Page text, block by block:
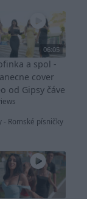
06:05
a spol -
cover
od Gipsy čáve
- Romské písničky